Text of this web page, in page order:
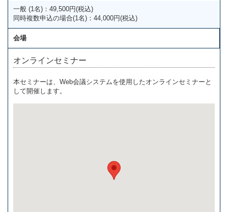
一般 (1名)：49,500円(税込)
同時複数申込の場合(1名)：44,000円(税込)
会場
オンラインセミナー
本セミナーは、Web会議システムを使用したオンラインセミナーと
して開催します。